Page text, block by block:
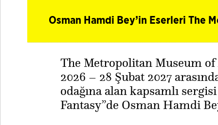
Osman Hamdi Bey’in Eserleri The
The Metropolitan Museum of
2026 – 28 Şubat 2027
odağına alan kapsamlı
Fantasy”de Osman Hamdi